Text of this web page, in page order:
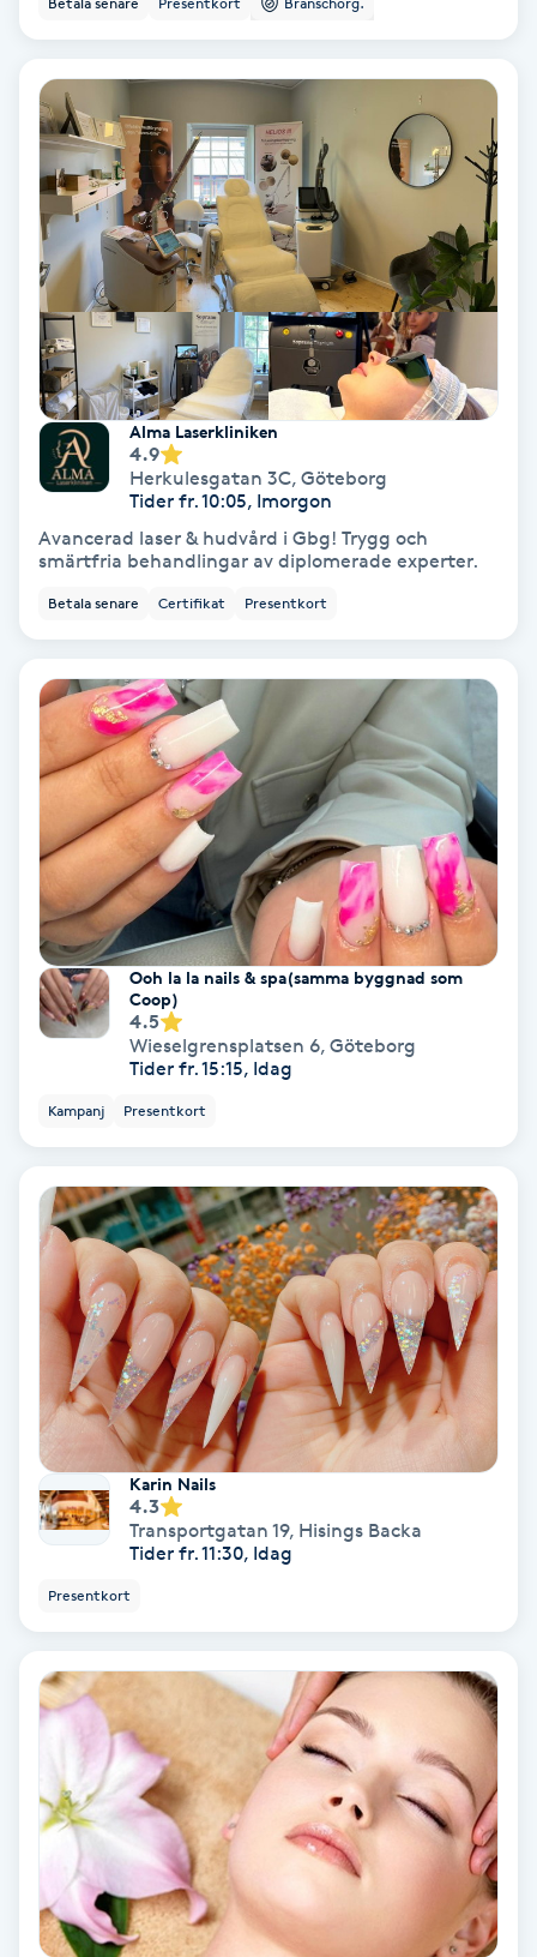
Babylights
Balayage
Bambumassage
Barber
Barnklippning
BIAB
Brynfärgning
Brynplockning
Bröllopsuppsättning
Celluliter
Coachning
Damklippning
Dermapen
Diamantslipning
Enzympeeling
Extensions
Eyeliner-tatuering
Face framing
Faceliftmassage
Fet hårbotten
Alma Laserkliniken
4.9
Herkulesgatan 3C, Göteborg
Tider fr. 10:05, Imorgon
Avancerad laser & hudvård i Gbg! Trygg och
smärtfria behandlingar av diplomerade experter.
Betala senare Certifikat Presentkort
Ooh la la nails & spa(samma byggnad som
Coop)
4.5
Wieselgrensplatsen 6, Göteborg
Tider fr. 15:15, Idag
Kampanj Presentkort
Karin Nails
4.3
Transportgatan 19, Hisings Backa
Tider fr. 11:30, Idag
Presentkort